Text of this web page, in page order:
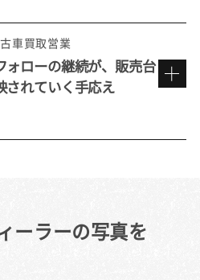
りたい』と自分が思え
くりを心がけて。
車買取営業
ォローの継続が、販売台
されていく手応え
の接点を増やす
ーラーの写真を